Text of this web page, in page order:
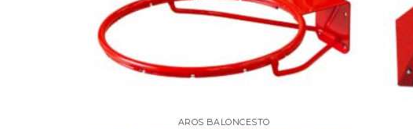
AROS BALONCESTO